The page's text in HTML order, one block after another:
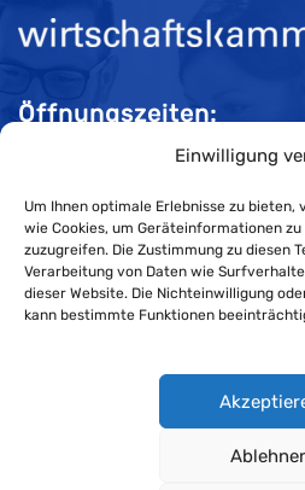
Einwilligung
Um Ihnen optimale Erlebnisse zu
wie Cookies, um Geräteinformationen
zuzugreifen. Die Zustimmung zu diesen
Verarbeitung von Daten wie
dieser Website. Die Nichteinwilligung
kann bestimmte Funktionen
Öffnungszeiten:
Mo-Do 08:00 bis 11:30 und 13:30 bis
Fr 08:00 bis 11:30 und 13:30 bis
Impressum
Cookie-Richtlinie